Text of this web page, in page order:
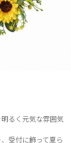
るく元気な雰囲気
受付に飾って夏ら